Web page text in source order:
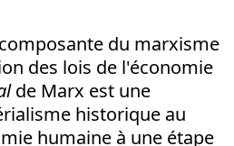
du marxisme
des lois de l'économie
de Marx est une
historique au
humaine à une étape